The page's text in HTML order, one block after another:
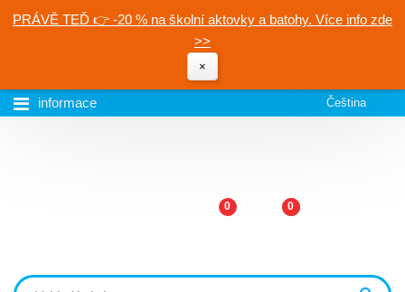
PRÁVĚ TEĎ 👉 -20 % na školní aktovky a batohy. Více info zde
>>
×
informace Čeština
0 0